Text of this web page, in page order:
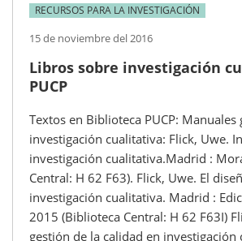
RECURSOS PARA LA INVESTIGACIÓN
15 de noviembre del 2016
Libros sobre investigación
PUCP
Textos en Biblioteca PUCP: Manuales
investigación cualitativa: Flick, Uwe.
investigación cualitativa.Madrid :
Central: H 62 F63). Flick, Uwe. El
investigación cualitativa. Madrid :
2015 (Biblioteca Central: H 62 F63I)
gestión de la calidad en investigación